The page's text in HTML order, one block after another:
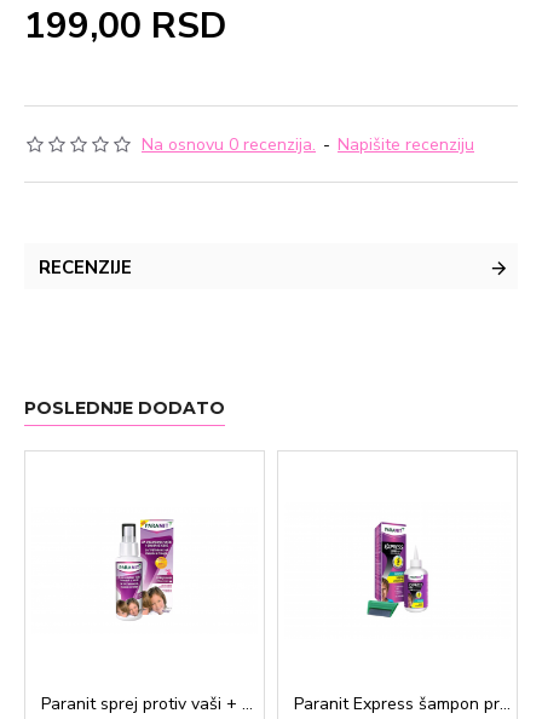
Na osnovu 0 recenzija. - Napišite recenziju
199,00 RSD
RECENZIJE
POSLEDNJE DODATO
Paranit sprej protiv vaši + češalj 100ml Paranit Express šampon protiv vaši + češalj 200ml